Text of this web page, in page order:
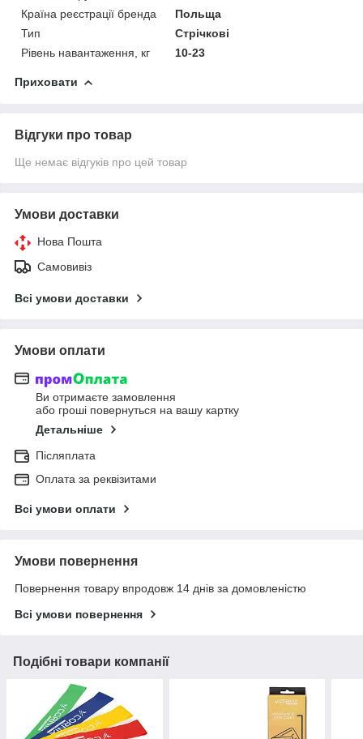
Країна реєстрації бренда
Польща
Тип
Стрічкові
Рівень навантаження, кг
10-23
Приховати
Відгуки про товар
Ще немає відгуків про цей товар
Умови доставки
Нова Пошта
Самовивіз
Всі умови доставки
Умови оплати
Ви отримаєте замовлення
або гроші повернуться на вашу картку
Детальніше
Післяплата
Оплата за реквізитами
Всі умови оплати
Умови повернення
Повернення товару впродовж 14 днів за домовленістю
Всі умови повернення
Подібні товари компанії